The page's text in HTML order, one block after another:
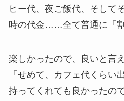
ヒー代、夜ご飯代、そして
時の代金……全て普通に「割
楽しかったので、良いと言
「せめて、カフェ代くらい
持ってくれても良かったの